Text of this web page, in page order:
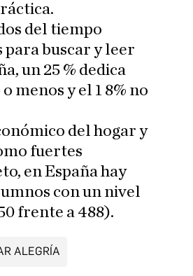
del tiempo
buscar y leer
un 25 % dedica
menos y el 1 8% no
del hogar y
fuertes
en España hay
con un nivel
frente a 488).
ALEGRÍA